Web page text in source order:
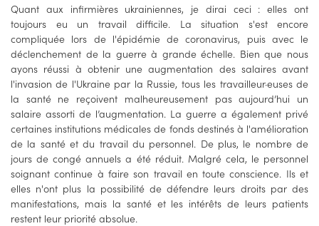
Quant aux infirmières ukrainiennes, je dirai ceci : elles ont
toujours eu un travail difficile. La situation s'est encore
compliquée lors de l'épidémie de coronavirus, puis avec le
déclenchement de la guerre à grande échelle. Bien que nous
ayons réussi à obtenir une augmentation des salaires avant
l'invasion de l'Ukraine par la Russie, tous les travailleur·euses de
la santé ne reçoivent malheureusement pas aujourd’hui un
salaire assorti de l’augmentation. La guerre a également privé
certaines institutions médicales de fonds destinés à l'amélioration
de la santé et du travail du personnel. De plus, le nombre de
jours de congé annuels a été réduit. Malgré cela, le personnel
soignant continue à faire son travail en toute conscience. Ils et
elles n'ont plus la possibilité de défendre leurs droits par des
manifestations, mais la santé et les intérêts de leurs patients
restent leur priorité absolue.